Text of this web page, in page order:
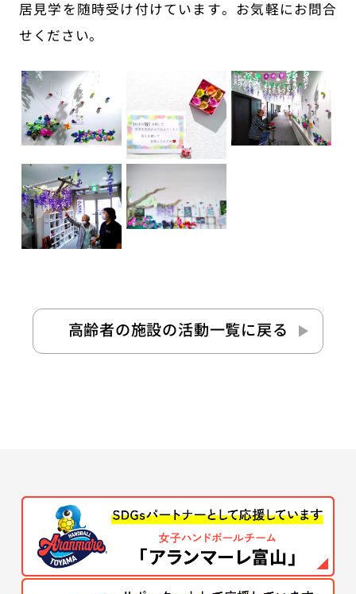
居見学を随時受け付けています。お気軽にお問合
せください。
高齢者の施設の活動一覧に戻る